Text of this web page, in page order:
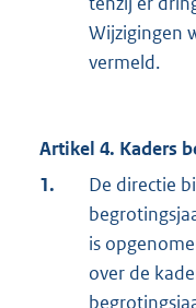
Wijzigingen
vermeld.
Artikel 4. Kaders
1.
De directie
is
over de